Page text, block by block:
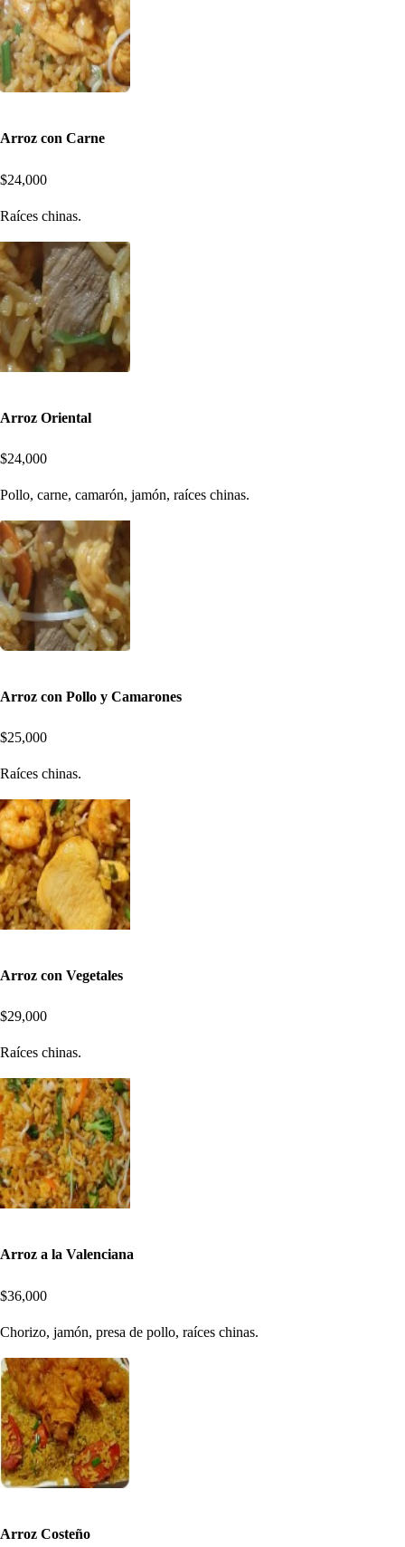
Arroz con Carne
$24,000
Raíces chinas.
Arroz Oriental
$24,000
Pollo, carne, camarón, jamón, raíces chinas.
Arroz con Pollo y Camarones
$25,000
Raíces chinas.
Arroz con Vegetales
$29,000
Raíces chinas.
Arroz a la Valenciana
$36,000
Chorizo, jamón, presa de pollo, raíces chinas.
Arroz Costeño